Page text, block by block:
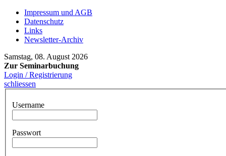
Impressum und AGB
Datenschutz
Links
Newsletter-Archiv
Samstag, 08. August 2026
Zur Seminarbuchung
Login / Registrierung
schliessen
Username
Passwort